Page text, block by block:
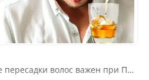
волос важен при Пересадке волос